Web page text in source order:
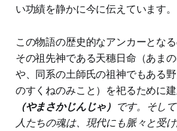
い功績を静かに今に伝えています。
この物語の歴史的なアンカーとな
その祖先神である天穗日命（あまの
や、同系の土師氏の祖神でもある
のすくねのみこと）を祀るために
（やまさかじんじゃ） です。そし
人たちの魂は、現代にも脈々と受